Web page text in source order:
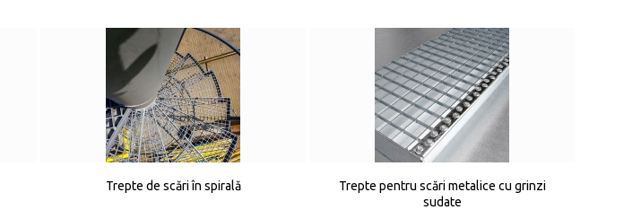
Trepte de scări în spirală
Trepte pentru scări metalice cu grinzi
sudate